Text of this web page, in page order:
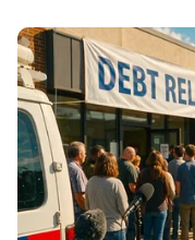
പത്താംക്ലാസുകാരിയെ